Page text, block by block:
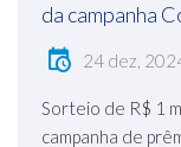
da campanha
24 dez,
Sorteio de R$ 1
campanha de